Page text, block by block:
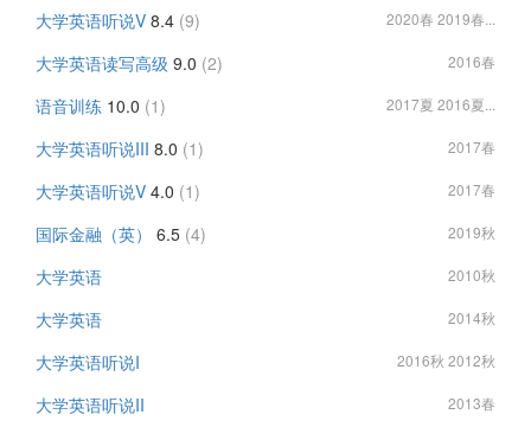
大学英语听说V 8.4 (9) 2020春 2019春...
大学英语读写高级 9.0 (2) 2016春
语音训练 10.0 (1) 2017夏 2016夏...
大学英语听说III 8.0 (1) 2017春
大学英语听说V 4.0 (1) 2017春
国际金融（英） 6.5 (4) 2019秋
大学英语 2010秋
大学英语 2014秋
大学英语听说I 2016秋 2012秋
大学英语听说II 2013春